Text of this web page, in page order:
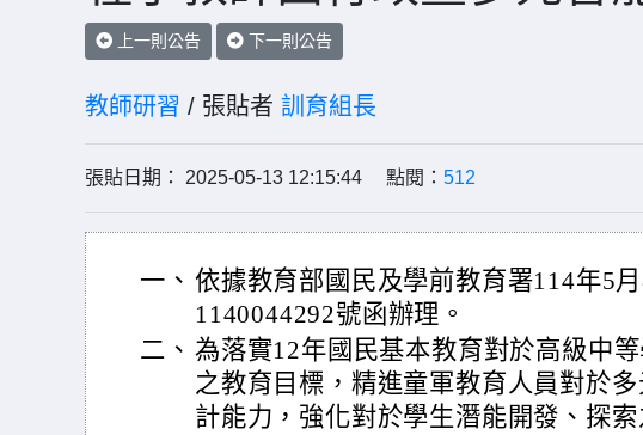
上一則公告 下一則公告
教師研習 / 張貼者 訓育組長
張貼日期： 2025-05-13 12:15:44 點閱： 512
一、 依據教育部國民及學前教育署114年5
1140044292號函辦理。
二、 為落實12年國民基本教育對於高級中等
之教育目標，精進童軍教育人員對於
計能力，強化對於學生潛能開發、探